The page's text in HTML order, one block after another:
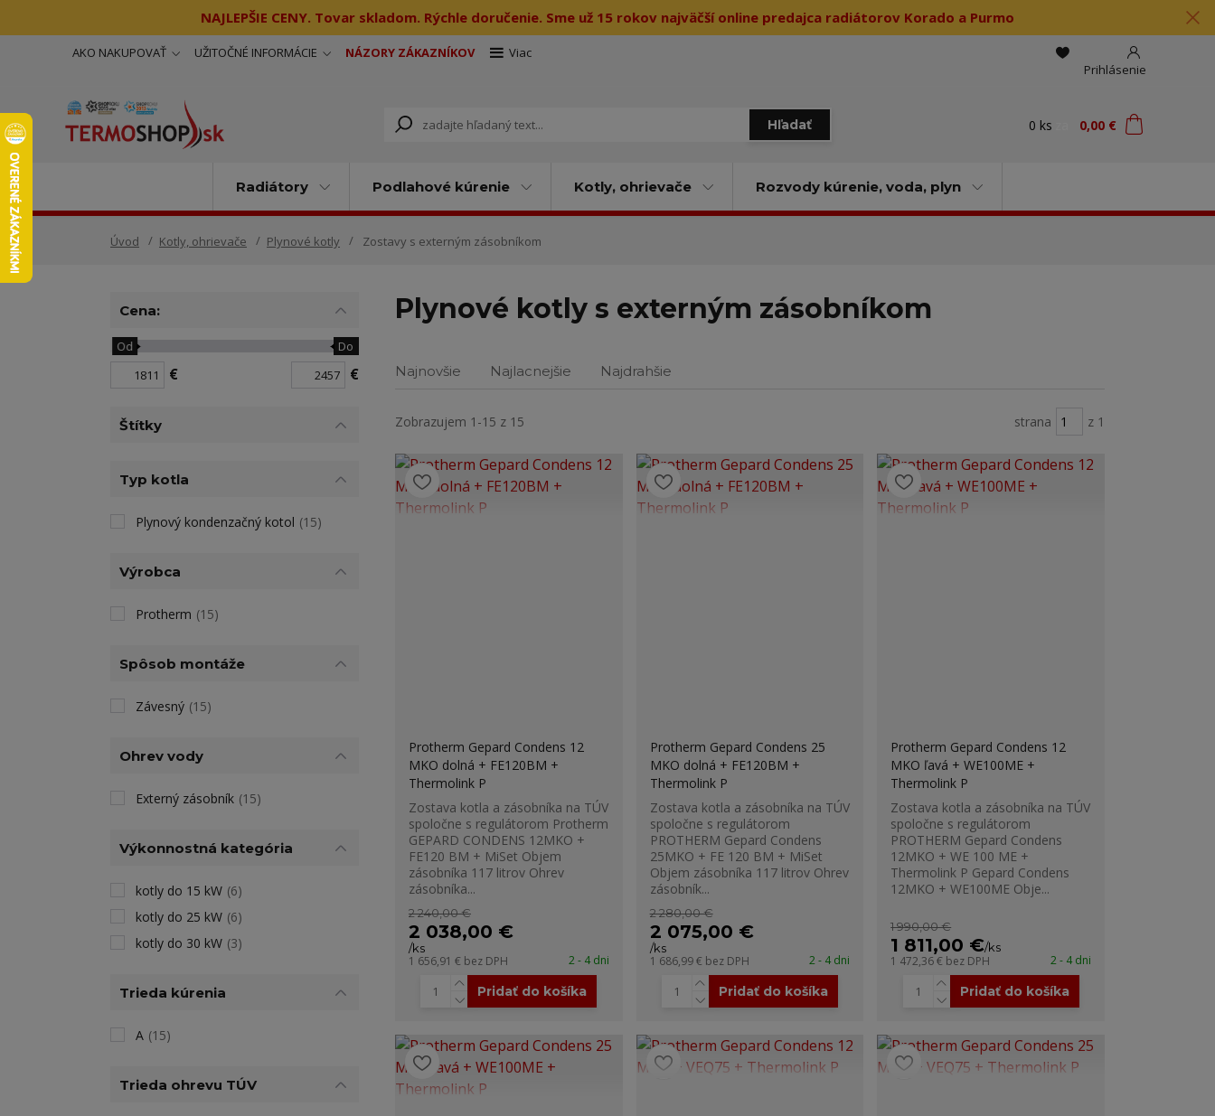
NAJLEPŠIE CENY. Tovar skladom. Rýchle doručenie. Sme už 15 rokov najväčší online predajca radiátorov Korado a Purmo
AKO NAKUPOVAŤ UŽITOČNÉ INFORMÁCIE NÁZORY ZÁKAZNÍKOV
Viac
Prihlásenie
Hľadať 0 ks 0,00 €
Radiátory Podlahové kúrenie Kotly, ohrievače Rozvody kúrenie, voda, plyn
Úvod Kotly, ohrievače Plynové kotly Zostavy s externým zásobníkom
Plynové kotly s externým zásobníkom
Najnovšie Najlacnejšie Najdrahšie
Zobrazujem 1-15 z 15 strana z 1
Protherm Gepard Condens 12
MKO dolná + FE120BM +
Thermolink P
Zostava kotla a zásobníka na TÚV
spoločne s regulátorom Protherm
GEPARD CONDENS 12MKO +
FE120 BM + MiSet Objem
zásobníka 117 litrov Ohrev
zásobníka...
2 240,00 €
2 038,00 €
/ks
1 656,91 € bez DPH 2 - 4 dni
Pridať do košíka
Protherm Gepard Condens 25
MKO dolná + FE120BM +
Thermolink P
Zostava kotla a zásobníka na TÚV
spoločne s regulátorom
PROTHERM Gepard Condens
25MKO + FE 120 BM + MiSet
Objem zásobníka 117 litrov Ohrev
zásobník...
2 280,00 €
2 075,00 €
/ks
1 686,99 € bez DPH 2 - 4 dni
Pridať do košíka
Protherm Gepard Condens 12
MKO ľavá + WE100ME +
Thermolink P
Zostava kotla a zásobníka na TÚV
spoločne s regulátorom
PROTHERM Gepard Condens
12MKO + WE 100 ME +
Thermolink P Gepard Condens
12MKO + WE100ME Obje...
1 990,00 €
1 811,00 €/ks
1 472,36 € bez DPH 2 - 4 dni
Pridať do košíka
Cena:
€
Od Do
€
Štítky
Typ kotla
Plynový kondenzačný kotol (15)
Výrobca
Protherm (15)
Spôsob montáže
Závesný (15)
Ohrev vody
Externý zásobník (15)
Výkonnostná kategória
kotly do 15 kW (6)
kotly do 25 kW (6)
kotly do 30 kW (3)
Trieda kúrenia
A (15)
Trieda ohrevu TÚV